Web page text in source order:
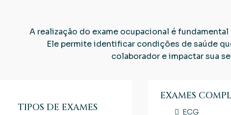
A realização do exame ocupacional é
Ele permite identificar condições de saúde
colaborador e impactar sua
TIPOS DE EXAMES
EXAMES
ECG